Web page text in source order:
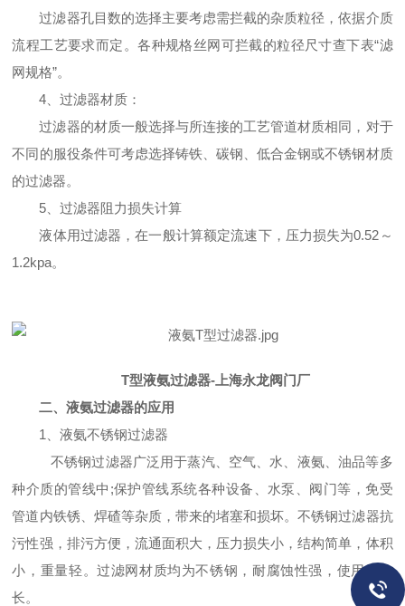
过滤器孔目数的选择主要考虑需拦截的杂质粒径，依据介质
流程工艺要求而定。各种规格丝网可拦截的粒径尺寸查下表“滤
网规格”。
4、过滤器材质：
过滤器的材质一般选择与所连接的工艺管道材质相同，对于
不同的服役条件可考虑选择铸铁、碳钢、低合金钢或不锈钢材质
的过滤器。
5、过滤器阻力损失计算
液体用过滤器，在一般计算额定流速下，压力损失为0.52～
1.2kpa。
T型液氨过滤器-上海永龙阀门厂
二、液氨过滤器的应用
1、液氨不锈钢过滤器
不锈钢过滤器广泛用于蒸汽、空气、水、液氨、油品等多
种介质的管线中;保护管线系统各种设备、水泵、阀门等，免受
管道内铁锈、焊碴等杂质，带来的堵塞和损坏。不锈钢过滤器抗
污性强，排污方便，流通面积大，压力损失小，结构简单，体积
小，重量轻。过滤网材质均为不锈钢，耐腐蚀性强，使用寿命
长。